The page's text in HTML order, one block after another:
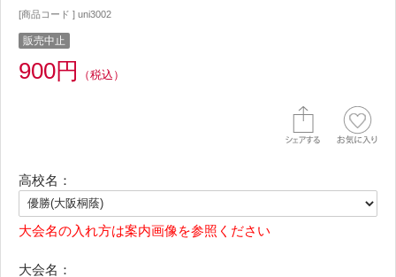
[商品コード ] uni3002
販売中止
900円 （税込）
高校名：
大会名の入れ方は案内画像を参照ください
大会名：